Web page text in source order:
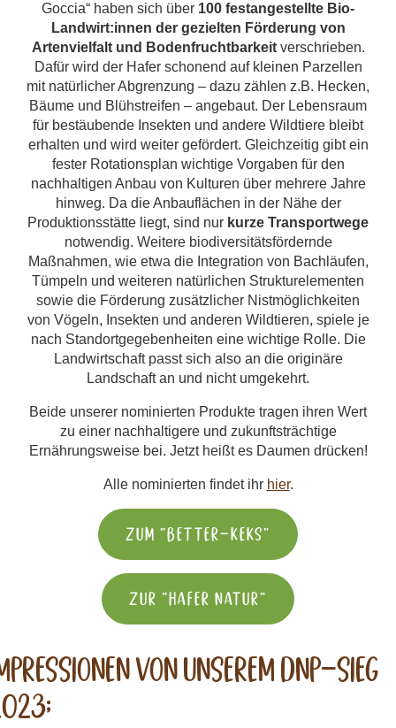
Goccia“ haben sich über 100 festangestellte Bio-
Landwirt:innen der gezielten Förderung von
Artenvielfalt und Bodenfruchtbarkeitverschrieben.
Dafür wird der Hafer schonend auf kleinen Parzellen
mit natürlicher Abgrenzung – dazu zählen z.B. Hecken,
Bäume und Blühstreifen – angebaut. Der Lebensraum
für bestäubende Insekten und andere Wildtiere bleibt
erhalten und wird weiter gefördert. Gleichzeitig gibt ein
fester Rotationsplan wichtige Vorgaben für den
nachhaltigen Anbau von Kulturen über mehrere Jahre
hinweg. Da die Anbauflächen in der Nähe der
Produktionsstätte liegt, sind nur kurze Transportwege
notwendig. Weitere biodiversitätsfördernde
Maßnahmen, wie etwa die Integration von Bachläufen,
Tümpeln und weiteren natürlichen Strukturelementen
sowie die Förderung zusätzlicher Nistmöglichkeiten
von Vögeln, Insekten und anderen Wildtieren, spiele je
nach Standortgegebenheiten eine wichtige Rolle. Die
Landwirtschaft passt sich also an die originäre
Landschaft an und nicht umgekehrt.
Beide unserer nominierten Produkte tragen ihren Wert
zu einer nachhaltigere und zukunftsträchtige
Ernährungsweise bei. Jetzt heißt es Daumen drücken!
Alle nominierten findet ihr hier.
Zum "Better-keks"
Zur "Hafer Natur"
von unserem DNP-Sieg